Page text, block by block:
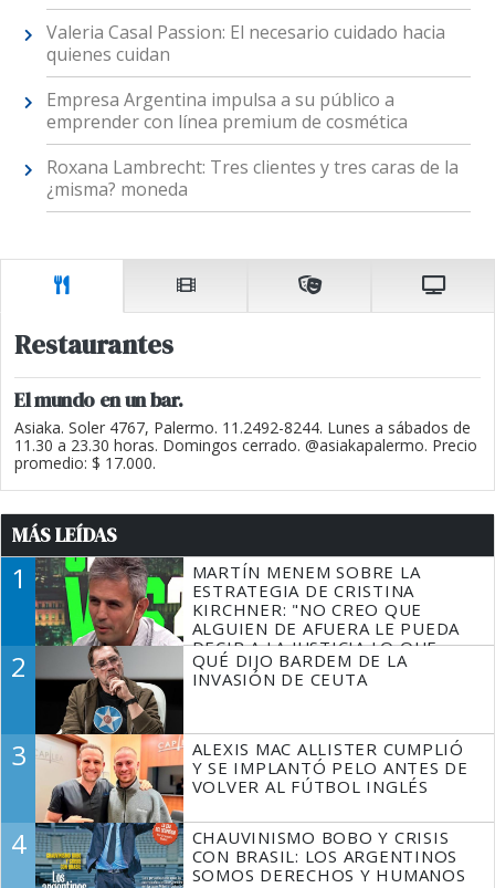
Valeria Casal Passion: El necesario cuidado hacia
quienes cuidan
Empresa Argentina impulsa a su público a
emprender con línea premium de cosmética
Roxana Lambrecht: Tres clientes y tres caras de la
¿misma? moneda
Restaurantes
El mundo en un bar.
Asiaka. Soler 4767, Palermo. 11.2492-8244. Lunes a sábados de
11.30 a 23.30 horas. Domingos cerrado. @asiakapalermo. Precio
promedio: $ 17.000.
MÁS LEÍDAS
1
MARTÍN MENEM SOBRE LA
ESTRATEGIA DE CRISTINA
KIRCHNER: "NO CREO QUE
ALGUIEN DE AFUERA LE PUEDA
DECIR A LA JUSTICIA LO QUE
TIENE QUE HACER"
2
QUÉ DIJO BARDEM DE LA
INVASIÓN DE CEUTA
3
ALEXIS MAC ALLISTER CUMPLIÓ
Y SE IMPLANTÓ PELO ANTES DE
VOLVER AL FÚTBOL INGLÉS
4
CHAUVINISMO BOBO Y CRISIS
CON BRASIL: LOS ARGENTINOS
SOMOS DERECHOS Y HUMANOS